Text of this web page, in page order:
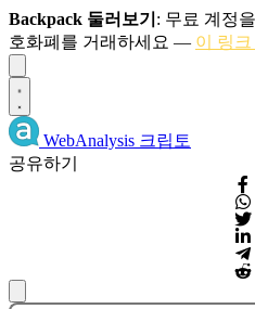
Backpack 둘러보기 : 무료 계정
호화폐를 거래하세요 — 이 링크
WebAnalysis 크립토
공유하기